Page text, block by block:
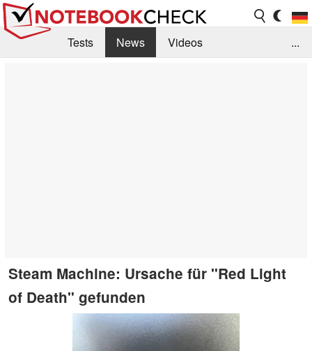
Tests News
Videos
...
Steam Machine: Ursache für "Red Light
of Death" gefunden